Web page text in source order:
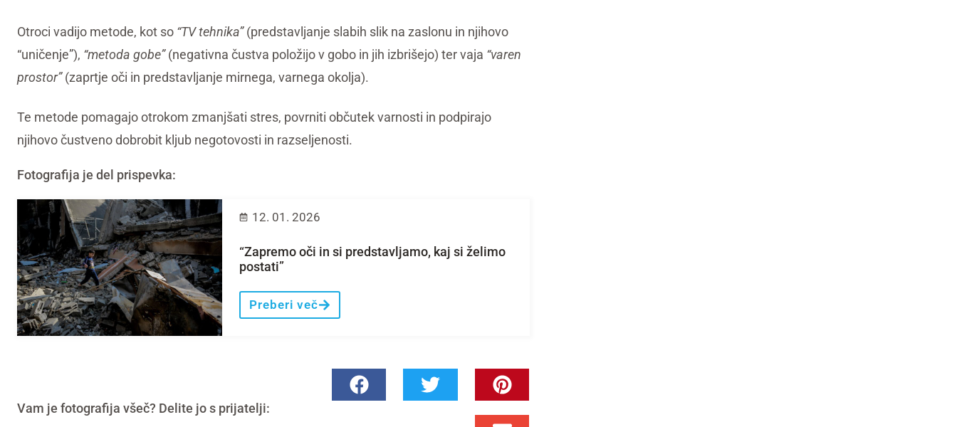
Otroci vadijo metode, kot so “TV tehnika”(predstavljanje slabih slik na zaslonu in njihovo
“uničenje”), “metoda gobe”(negativna čustva položijo v gobo in jih izbrišejo) ter vaja “varen
prostor”(zaprtje oči in predstavljanje mirnega, varnega okolja).
Te metode pomagajo otrokom zmanjšati stres, povrniti občutek varnosti in podpirajo
njihovo čustveno dobrobit kljub negotovosti in razseljenosti.
Fotografija je del prispevka:
12. 01. 2026
“Zapremo oči in si predstavljamo, kaj si želimo
postati”
Preberi več
Vam je fotografija všeč? Delite jo s prijatelji: